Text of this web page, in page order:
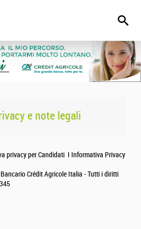
e note legali
privacy per Candidati I Informativa Privacy
Crédit Agricole Italia - Tutti i diritti